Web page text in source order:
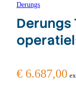
Derungs
Derungs
€ 6.687,00